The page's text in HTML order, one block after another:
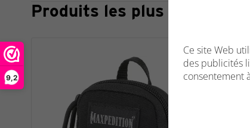
9,2
Produits les plus consultés
Ce site Web
des publicités
consentement